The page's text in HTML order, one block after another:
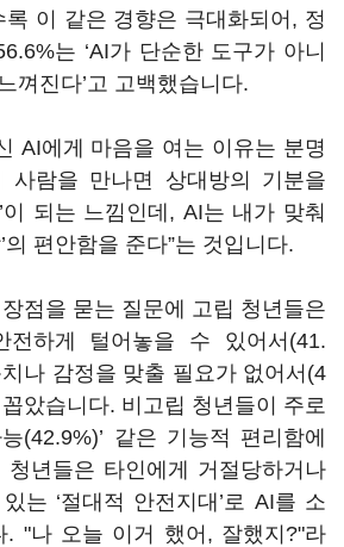
이 같은 경향은 극대화되어, 정
는 ‘AI가 단순한 도구가 아니
껴진다’고 고백했습니다.
AI에게 마음을 여는 이유는 분명
사람을 만나면 상대방의 기분을
이 되는 느낌인데, AI는 내가 맞춰
의 편안함을 준다”는 것입니다.
점을 묻는 질문에 고립 청년들은
전하게 털어놓을 수 있어서(41.
치나 감정을 맞출 필요가 없어서(4
았습니다. 비고립 청년들이 주로
(42.9%)’ 같은 기능적 편리함에
년들은 타인에게 거절당하거나
는 ‘절대적 안전지대’로 AI를 소
. "나 오늘 이거 했어, 잘했지?"라